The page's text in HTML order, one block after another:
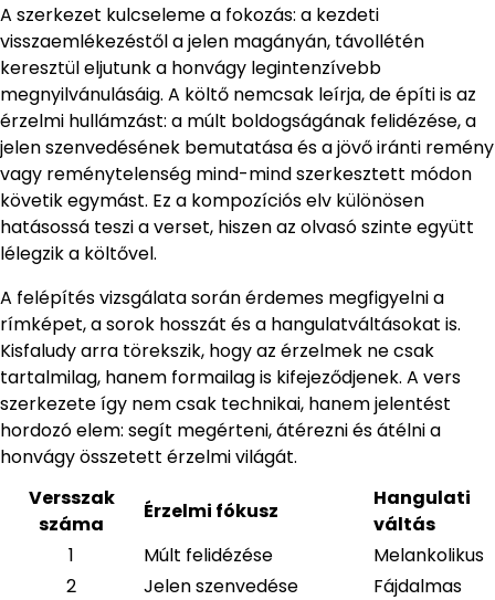
A szerkezet kulcseleme a fokozás: a kezdeti
visszaemlékezéstől a jelen magányán, távollétén
keresztül eljutunk a honvágy legintenzívebb
megnyilvánulásáig. A költő nemcsak leírja, de építi is az
érzelmi hullámzást: a múlt boldogságának felidézése, a
jelen szenvedésének bemutatása és a jövő iránti remény
vagy reménytelenség mind-mind szerkesztett módon
követik egymást. Ez a kompozíciós elv különösen
hatásossá teszi a verset, hiszen az olvasó szinte együtt
lélegzik a költővel.
A felépítés vizsgálata során érdemes megfigyelni a
rímképet, a sorok hosszát és a hangulatváltásokat is.
Kisfaludy arra törekszik, hogy az érzelmek ne csak
tartalmilag, hanem formailag is kifejeződjenek. A vers
szerkezete így nem csak technikai, hanem jelentést
hordozó elem: segít megérteni, átérezni és átélni a
honvágy összetett érzelmi világát.
Versszak
száma
Érzelmi fókusz
Hangulati
váltás
1
Múlt felidézése
Melankolikus
2
Jelen szenvedése
Fájdalmas